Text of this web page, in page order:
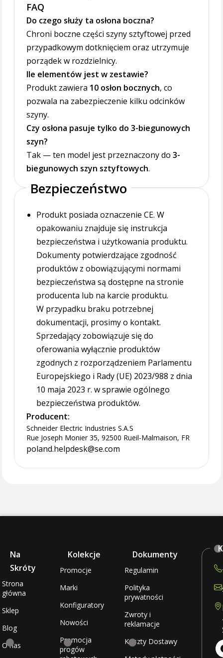
FAQ
Do czego służy ta osłona boczna?
Chroni boczne części szyny sztyftowej przed
przypadkowym dotknięciem oraz utrzymuje
porządek w rozdzielnicy.
Ile elementów jest w zestawie?
Produkt zawiera 10 osłon bocznych, co
pozwala na zabezpieczenie kilku odcinków
szyny.
Czy osłona pasuje tylko do 3-biegunowych
szyn?
Tak — ten model jest przeznaczony do3-
biegunowych szyn sztyftowych.
Bezpieczeństwo
Produkt posiada oznaczenie CE. W
opakowaniu znajduje się instrukcja
bezpieczeństwa i użytkowania produktu.
Dokumenty potwierdzające zgodność
produktów z obowiązującymi normami
bezpieczeństwa są dostępne na stronie
producenta lub na karcie produktu.
W przypadku braku potrzebnej
dokumentacji, prosimy o kontakt.
Sprzedający zobowiązuje się do
oferowania wyłącznie produktów
zgodnych z rozporządzeniem Parlamentu
Europejskiego i Rady (UE) 2023/988 z dnia
10 maja 2023 r. w sprawie ogólnego
bezpieczeństwa produktów.
Producent:
Schneider Electric Industries S.A.S
Rue Joseph Monier 35, 92500 Rueil-Malmaison, FR
poland.helpdesk@se.com
Na
Skróty
Strona
główna
Sklep
Blog
O nas
Kolekcje
Promocje
Marki
Konfiguratory
Nowości
Promocja
progów
Dokumenty
Regulamin
Polityka
prywatności
Zwroty i
reklamacje
Koszty Dostawy